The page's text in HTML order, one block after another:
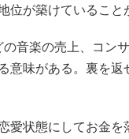
が築けていること
音楽の売上、コン
意味がある。裏を
愛状態にしてお金